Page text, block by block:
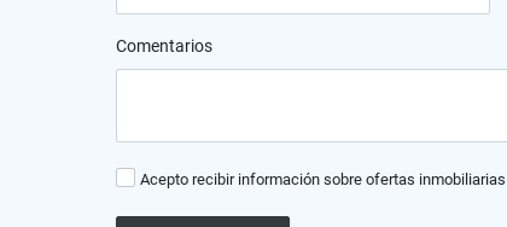
Comentarios
Acepto recibir información sobre ofertas inmobiliarias